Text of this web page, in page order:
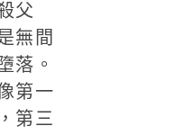
父
無間
落。
第一
第三